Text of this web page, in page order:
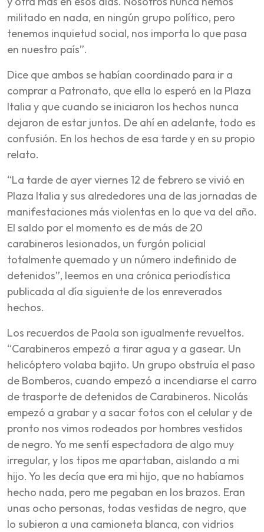
militado en nada, en ningún grupo político, pero
tenemos inquietud social, nos importa lo que pasa
en nuestro país”.
Dice que ambos se habían coordinado para ir a
comprar a Patronato, que ella lo esperó en la Plaza
Italia y que cuando se iniciaron los hechos nunca
dejaron de estar juntos. De ahí en adelante, todo es
confusión. En los hechos de esa tarde y en su propio
relato.
“La tarde de ayer viernes 12 de febrero se vivió en
Plaza Italia y sus alrededores una de las jornadas de
manifestaciones más violentas en lo que va del año.
El saldo por el momento es de más de 20
carabineros lesionados, un furgón policial
totalmente quemado y un número indefinido de
detenidos”, leemos en una crónica periodística
publicada al día siguiente de los enreverados
hechos.
Los recuerdos de Paola son igualmente revueltos.
“Carabineros empezó a tirar agua y a gasear. Un
helicóptero volaba bajito. Un grupo obstruía el paso
de Bomberos, cuando empezó a incendiarse el carro
de trasporte de detenidos de Carabineros. Nicolás
empezó a grabar y a sacar fotos con el celular y de
pronto nos vimos rodeados por hombres vestidos
de negro. Yo me sentí espectadora de algo muy
irregular, y los tipos me apartaban, aislando a mi
hijo. Yo les decía que era mi hijo, que no habíamos
hecho nada, pero me pegaban en los brazos. Eran
unas ocho personas, todas vestidas de negro, que
lo subieron a una camioneta blanca, con vidrios